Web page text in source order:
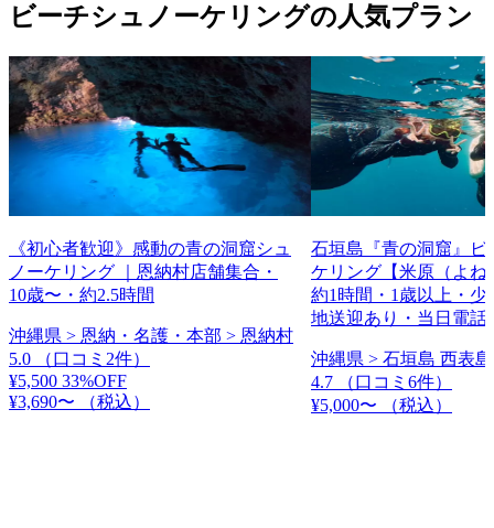
ビーチシュノーケリングの人気プラン
《初心者歓迎》感動の青の洞窟シュ
ノーケリング ｜恩納村店舗集合・
10歳〜・約2.5時間
沖縄県 > 恩納・名護・本部 > 恩納村
5.0
（口コミ2件）
¥5,500 33%OFF
¥3,690〜
（税込）
石垣島『青の洞窟』ビ
ケリング【米原（よね
約1時間・1歳以上・少
地送迎あり・当日電話
沖縄県 > 石垣島 西表
4.7
（口コミ6件）
¥5,000〜
（税込）